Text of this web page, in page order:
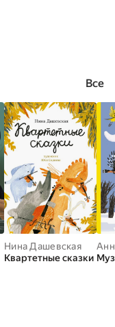
Все
Нина Дашевская
Квартетные сказки